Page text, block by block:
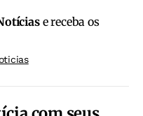
e receba os